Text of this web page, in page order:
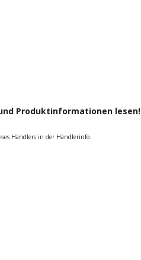
Produktinformationen lesen!
Händlers in der Händlerinfo.